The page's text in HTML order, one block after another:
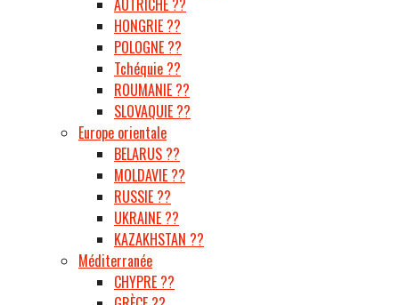
AUTRICHE ??
HONGRIE ??
POLOGNE ??
Tchéquie ??
ROUMANIE ??
SLOVAQUIE ??
Europe orientale
BELARUS ??
MOLDAVIE ??
RUSSIE ??
UKRAINE ??
KAZAKHSTAN ??
Méditerranée
CHYPRE ??